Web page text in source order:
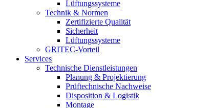
Lüftungssysteme
Technik & Normen
Zertifizierte Qualität
Sicherheit
Lüftungssysteme
GRITEC-Vorteil
Services
Technische Dienstleistungen
Planung & Projektierung
Prüftechnische Nachweise
Disposition & Logistik
Montage